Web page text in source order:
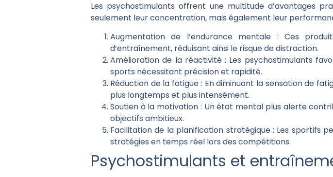
Les psychostimulants offrent une multitude d’avantages
seulement leur concentration, mais également leur
Augmentation de l’endurance mentale : Ces
d’entraînement, réduisant ainsi le risque de distraction.
Amélioration de la réactivité : Les psychostimulants
sports nécessitant précision et rapidité.
Réduction de la fatigue : En diminuant la sensation de
plus longtemps et plus intensément.
Soutien à la motivation : Un état mental plus alerte
objectifs ambitieux.
Facilitation de la planification stratégique : Les sportifs
stratégies en temps réel lors des compétitions.
Psychostimulants et